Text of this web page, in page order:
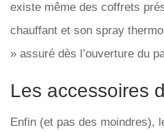
existe même des coffrets
chauffant et son spray
» assuré dès l’ouverture du
Les accessoires
Enfin (et pas des moindres),